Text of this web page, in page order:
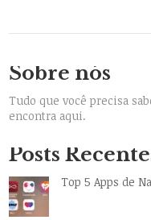
Sobre nós
Tudo que você precisa
encontra aqui.
Posts
Top 5 Apps de